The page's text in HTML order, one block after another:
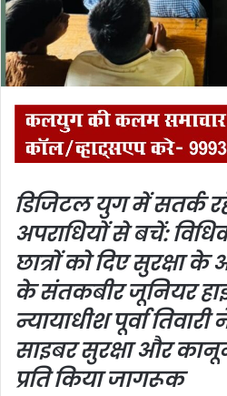
डिजिटल युग में सतर्क
अपराधियों से बचें:
छात्रों को दिए सुरक्षा के
के संतकबीर जूनियर
न्यायाधीश पूर्वा तिवारी
साइबर सुरक्षा और
प्रति किया जागरूक